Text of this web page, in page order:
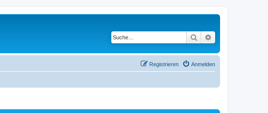
Suche
Anmelden
Registrieren